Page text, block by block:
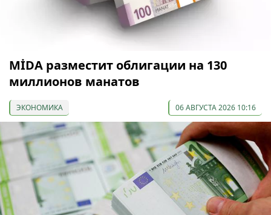
МİDA разместит облигации на 130
миллионов манатов
ЭКОНОМИКА 06 АВГУСТА 2026 10:16